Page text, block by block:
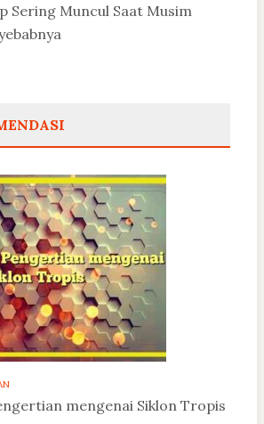
Sering Muncul Saat Musim
mengenai Siklon Tropis